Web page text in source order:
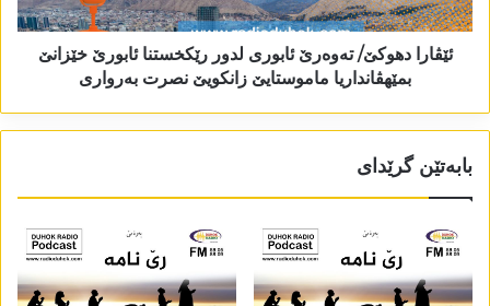
ئێڤارا دھوکێ/ تەوەرێ ئابوری لدور رێکخستنا ئابورێ خێزانێ
بمێھڤانداریا ماموستایێ زانکویێ نصرت بەرواری
بابەتێن گرێدای